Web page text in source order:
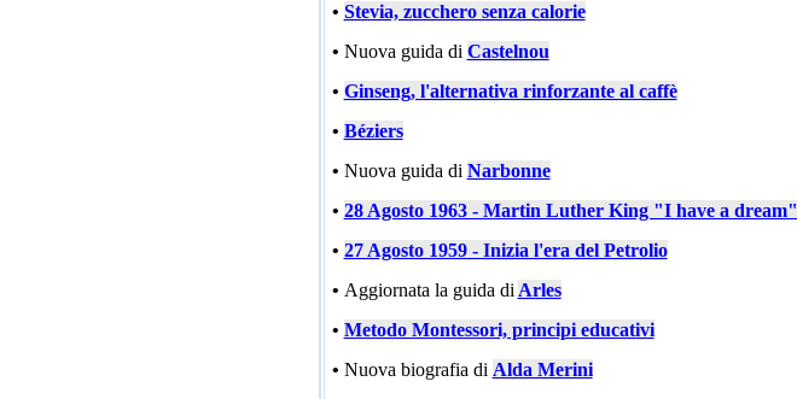
• Stevia, zucchero senza calorie
• Nuova guida di Castelnou
• Ginseng, l'alternativa rinforzante al caffè
• Béziers
• Nuova guida di Narbonne
• 28 Agosto 1963 - Martin Luther King "I have a dream"
• 27 Agosto 1959 - Inizia l'era del Petrolio
• Aggiornata la guida di Arles
• Metodo Montessori, principi educativi
• Nuova biografia di Alda Merini